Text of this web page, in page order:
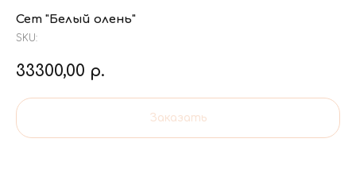
Сет "Белый олень"
SKU:
33300,00 р.
Заказать